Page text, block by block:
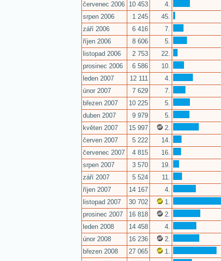
červenec 2006 10 453
4.
srpen 2006
1 245
45.
září 2006
6 416
7.
říjen 2006
8 606
5.
listopad 2006
2 753
22.
prosinec 2006
6 586
10.
leden 2007
12 111
4.
únor 2007
7 629
7.
březen 2007
10 225
5.
duben 2007
9 979
5.
květen 2007
15 997
2.
červen 2007
5 222
14.
červenec 2007
4 815
16.
srpen 2007
3 570
19.
září 2007
5 524
11.
říjen 2007
14 167
4.
listopad 2007
30 702
1.
prosinec 2007
16 818
2.
leden 2008
14 458
4.
únor 2008
16 236
2.
březen 2008
27 065
1.